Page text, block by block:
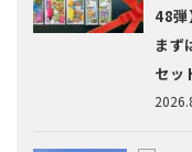
48弾
まず
セッ